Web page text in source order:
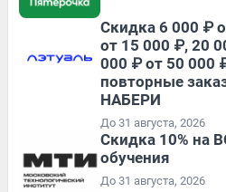
Скидка 6 000 ₽
от 15 000 ₽, 20
000 ₽ от 50 000
повторные
НАБЕРИ
До 31 августа, 2026
Скидка 10% на
обучения
До 31 августа, 2026